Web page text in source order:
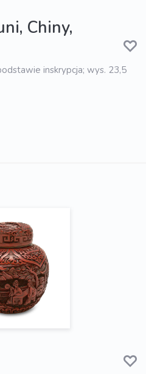
Chiny,
inskrypcja; wys. 23,5